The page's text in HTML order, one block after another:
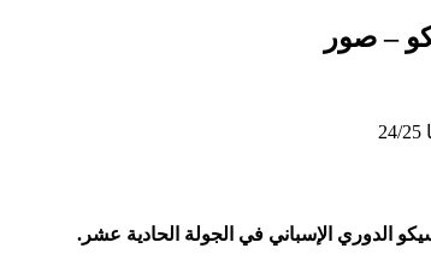
– صور
الدوري الإسباني في الجولة الحادية عشر.